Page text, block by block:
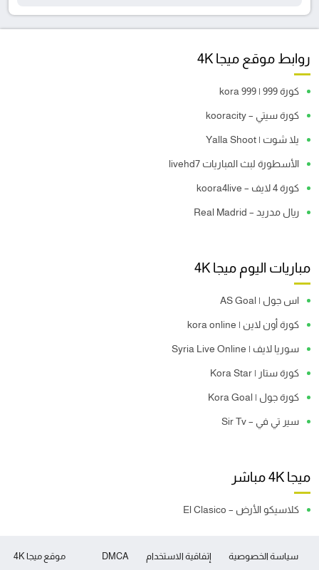
روابط موقع ميجا 4K
كورة 999 | kora 999
كورة سيتي – kooracity
يلا شوت | Yalla Shoot
الأسطورة لبث المباريات livehd7
كورة 4 لايف – koora4live
ريال مدريد – Real Madrid
مباريات اليوم ميجا 4K
اس جول | AS Goal
كورة أون لاين | kora online
سوريا لايف | Syria Live Online
كورة ستار | Kora Star
كورة جول | Kora Goal
سير تي في – Sir Tv
ميجا 4K مباشر
كلاسيكو الأرض – El Clasico
موقع ميجا 4K سياسة الخصوصية إتفاقية الاستخدام DMCA